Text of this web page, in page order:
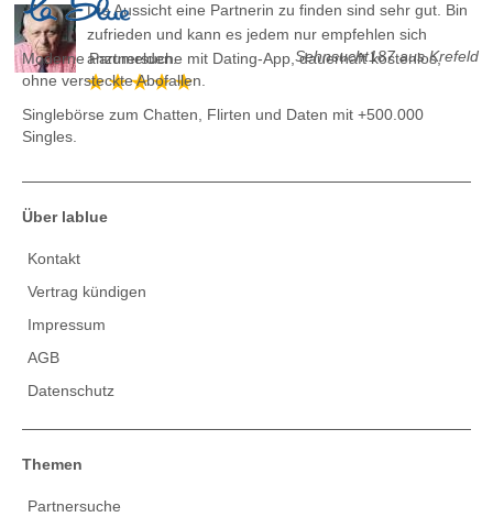
Die Aussicht eine Partnerin zu finden sind sehr gut. Bin
zufrieden und kann es jedem nur empfehlen sich
anzumelden.
Sehnsucht187 aus Krefeld
Moderne Partnersuche mit Dating-App, dauerhaft kostenlos,
ohne versteckte Abofallen.
Singlebörse zum Chatten, Flirten und Daten mit +500.000
Singles.
Über lablue
Kontakt
Vertrag kündigen
Impressum
AGB
Datenschutz
Themen
Partnersuche